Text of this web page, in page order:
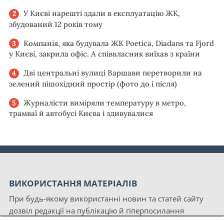
У Києві нарешті здали в експлуатацію ЖК,
збудований 12 років тому
Компанія, яка будувала ЖК Poetica, Diadans та Fjord
у Києві, закрила офіс. А співвласник виїхав з країни
Дві центральні вулиці Варшави перетворили на
зелений пішохідний простір (фото до і після)
Журналісти виміряли температуру в метро,
трамваї й автобусі Києва і здивувалися
ВИКОРИСТАННЯ МАТЕРІАЛІВ
При будь-якому використанні новин та статей сайту
дозвіл редакції на публікацію й гіперпосилання